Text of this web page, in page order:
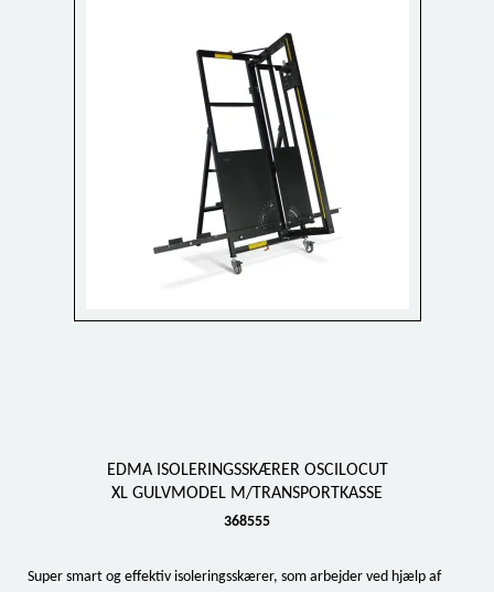
EDMA ISOLERINGSSKÆRER OSCILOCUT
XL GULVMODEL M/TRANSPORTKASSE
368555
Super smart og effektiv isoleringsskærer, som arbejder ved hjælp af